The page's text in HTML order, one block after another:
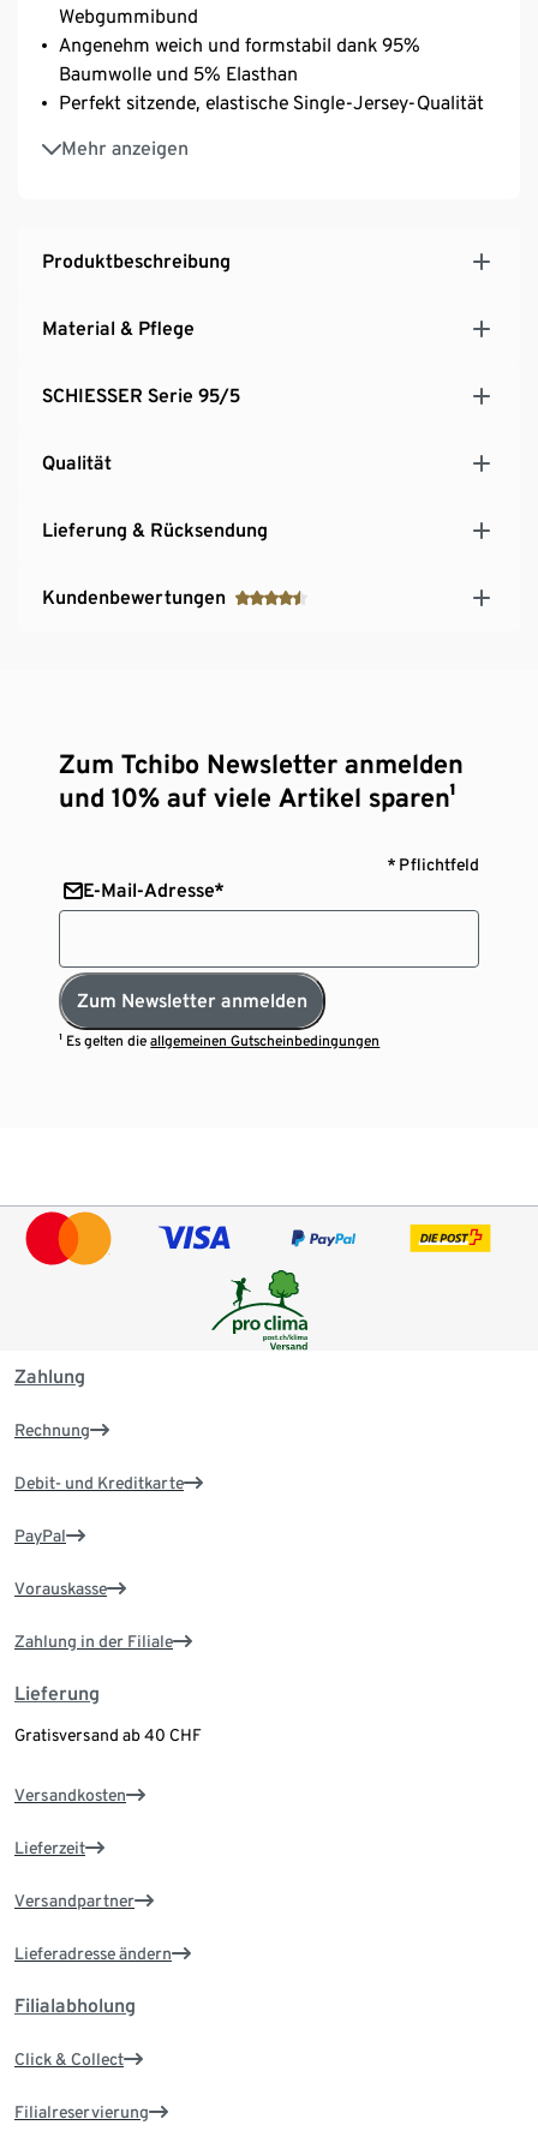
Webgummibund
Angenehm weich und formstabil dank 95%
Baumwolle und 5% Elasthan
Perfekt sitzende, elastische Single-Jersey-Qualität
Mehr anzeigen
Unsere Models tragen Grösse M/5
Produktbeschreibung
Material & Pflege
SCHIESSER Serie 95/5
Qualität
Lieferung & Rücksendung
Kundenbewertungen
Zum Tchibo Newsletter anmelden
und 10% auf viele Artikel sparen¹
* Pflichtfeld
E-Mail-Adresse*
Zum Newsletter anmelden
¹ Es gelten dieallgemeinen Gutscheinbedingungen
Zahlung
Rechnung
Debit- und Kreditkarte
PayPal
Vorauskasse
Zahlung in der Filiale
Lieferung
Gratisversand ab 40 CHF
Versandkosten
Lieferzeit
Versandpartner
Lieferadresse ändern
Filialabholung
Click & Collect
Filialreservierung